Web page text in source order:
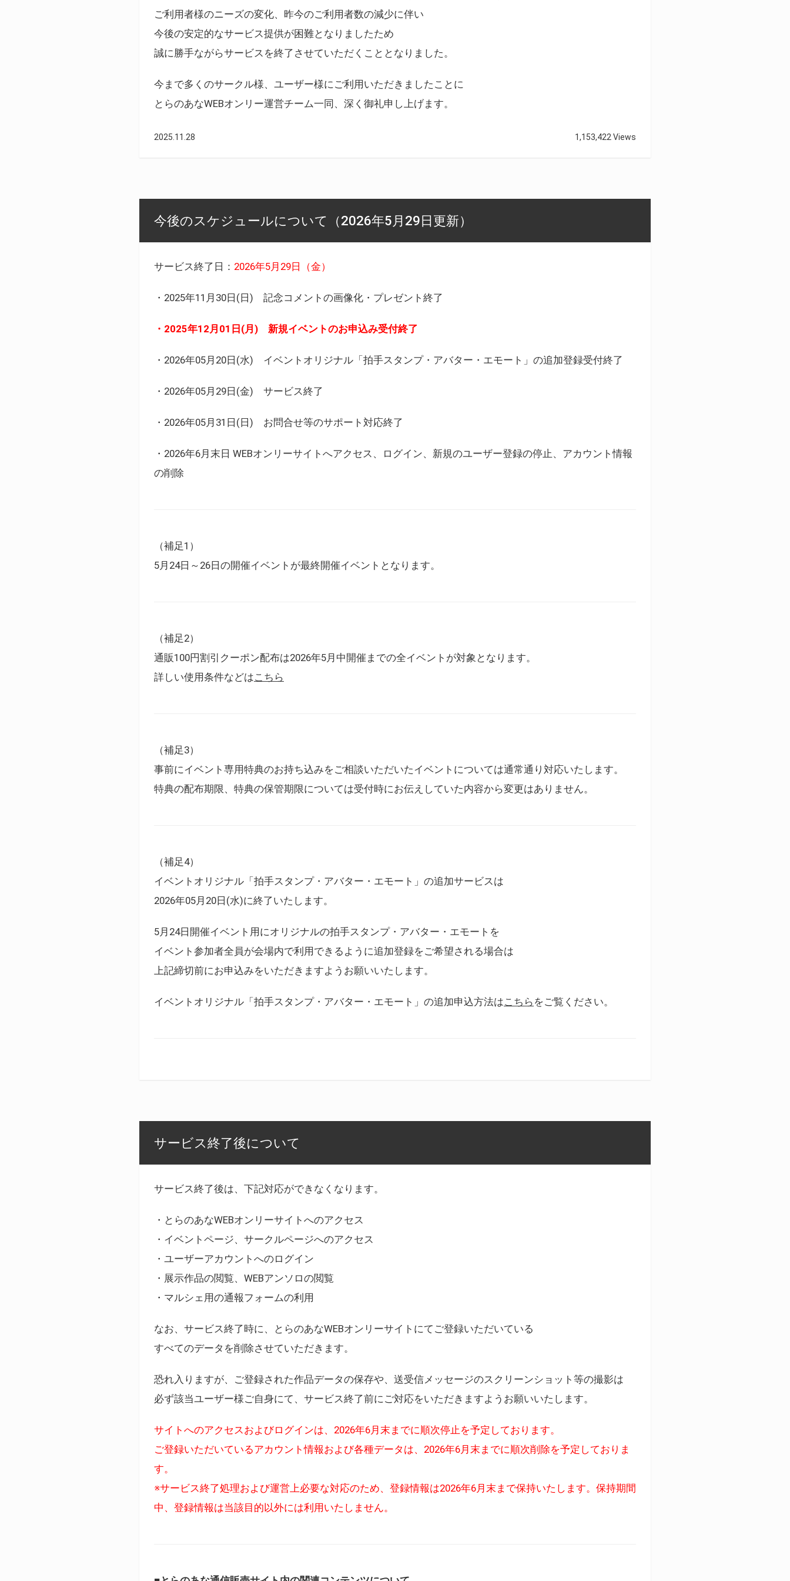
ご利用者様のニーズの変化、昨今のご利用者数の減少に伴い
今後の安定的なサービス提供が困難となりましたため
誠に勝手ながらサービスを終了させていただくこととなりました。
今まで多くのサークル様、ユーザー様にご利用いただきましたことに
とらのあなWEBオンリー運営チーム一同、深く御礼申し上げます。
2025.11.28 1,153,422 Views
今後のスケジュールについて（2026年5月29日更新）
サービス終了日： 2026年5月29日（金）
・2025年11月30日(日) 記念コメントの画像化・プレゼント終了
・2025年12月01日(月) 新規イベントのお申込み受付終了
・2026年05月20日(水) イベントオリジナル「拍手スタンプ・アバター・エモート」の追加登録受付終了
・2026年05月29日(金) サービス終了
・2026年05月31日(日) お問合せ等のサポート対応終了
・2026年6月末日 WEBオンリーサイトへアクセス、ログイン、新規のユーザー登録の停止、アカウント情報
の削除
（補足1）
5月24日～26日の開催イベントが最終開催イベントとなります。
（補足2）
通販100円割引クーポン配布は2026年5月中開催までの全イベントが対象となります。
詳しい使用条件などはこちら
（補足3）
事前にイベント専用特典のお持ち込みをご相談いただいたイベントについては通常通り対応いたします。
特典の配布期限、特典の保管期限については受付時にお伝えしていた内容から変更はありません。
（補足4）
イベントオリジナル「拍手スタンプ・アバター・エモート」の追加サービスは
2026年05月20日(水)に終了いたします。
5月24日開催イベント用にオリジナルの拍手スタンプ・アバター・エモートを
イベント参加者全員が会場内で利用できるように追加登録をご希望される場合は
上記締切前にお申込みをいただきますようお願いいたします。
イベントオリジナル「拍手スタンプ・アバター・エモート」の追加申込方法はこちら をご覧ください。
サービス終了後について
サービス終了後は、下記対応ができなくなります。
・とらのあなWEBオンリーサイトへのアクセス
・イベントページ、サークルページへのアクセス
・ユーザーアカウントへのログイン
・展示作品の閲覧、WEBアンソロの閲覧
・マルシェ用の通報フォームの利用
なお、サービス終了時に、とらのあなWEBオンリーサイトにてご登録いただいている
すべてのデータを削除させていただきます。
恐れ入りますが、ご登録された作品データの保存や、送受信メッセージのスクリーンショット等の撮影は
必ず該当ユーザー様ご自身にて、サービス終了前にご対応をいただきますようお願いいたします。
サイトへのアクセスおよびログインは、2026年6月末までに順次停止を予定しております。
ご登録いただいているアカウント情報および各種データは、2026年6月末までに順次削除を予定しておりま
す。
※サービス終了処理および運営上必要な対応のため、登録情報は2026年6月末まで保持いたします。保持期間
中、登録情報は当該目的以外には利用いたしません。